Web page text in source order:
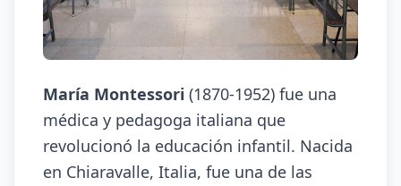
María Montessori (1870-1952) fue una
médica y pedagoga italiana que
revolucionó la educación infantil. Nacida
en Chiaravalle, Italia, fue una de las